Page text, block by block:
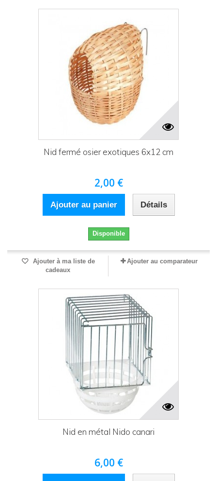
Nid fermé osier exotiques 6x12 cm
2,00 €
Ajouter au panier Détails
Disponible
Ajouter à ma liste de
cadeaux
Ajouter au comparateur
Nid en métal Nido canari
6,00 €